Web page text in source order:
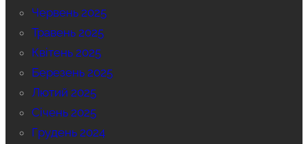
Червень 2025
Травень 2025
Квітень 2025
Березень 2025
Лютий 2025
Січень 2025
Грудень 2024